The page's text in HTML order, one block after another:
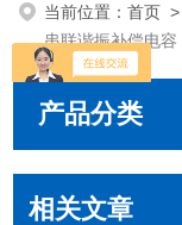
当前位置：首页 >
串联谐振补偿电容
产品分类
相关文章